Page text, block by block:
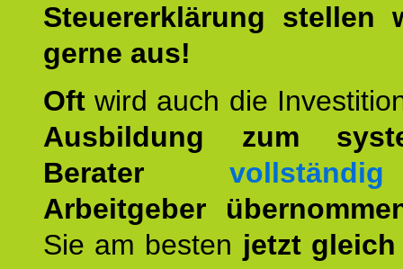
Steuererklärung stellen
gerne aus!
Oft wird auch die
Ausbildung zum
Berater vollständig
Arbeitgeber
Sie am besten jetzt gleich